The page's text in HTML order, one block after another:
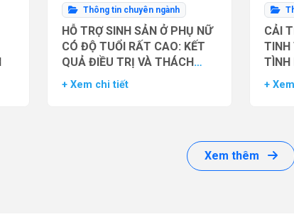
Thông tin chuyên ngành
HỖ TRỢ SINH SẢN Ở PHỤ NỮ
CÓ ĐỘ TUỔI RẤT CAO: KẾT
QUẢ ĐIỀU TRỊ VÀ THÁCH
THỨC LÂM SÀNG
+ Xem chi tiết
CẢI
TINH
TÌNH
PHÌ
+
Xem thêm